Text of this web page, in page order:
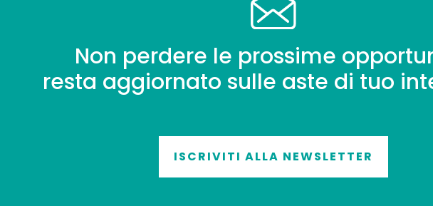
Non perdere le prossime
resta aggiornato sulle aste di tuo
ISCRIVITI ALLA NEWSLETTER